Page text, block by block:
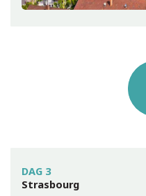
DAG 3
Strasbourg